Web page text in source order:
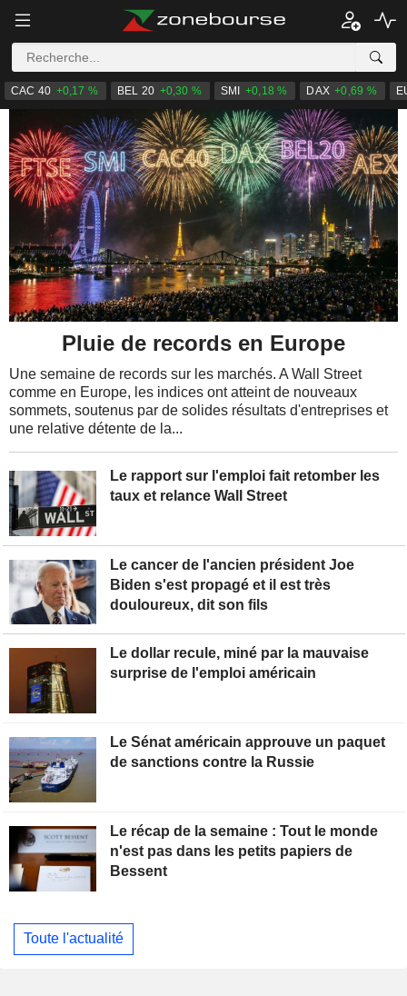
CAC 40 +0,17 % BEL 20 +0,30 % SMI +0,18 % DAX +0,69 %
Le rapport sur l'emploi fait retomber les
taux et relance Wall Street
Le cancer de l'ancien président Joe
Biden s'est propagé et il est très
douloureux, dit son fils
Pluie de records en Europe
Une semaine de records sur les marchés. A Wall Street
comme en Europe, les indices ont atteint de nouveaux
sommets, soutenus par de solides résultats d'entreprises et
une relative détente de la...
Le dollar recule, miné par la mauvaise
surprise de l'emploi américain
Le Sénat américain approuve un paquet
de sanctions contre la Russie
Le récap de la semaine : Tout le monde
n'est pas dans les petits papiers de
Bessent
Toute l'actualité